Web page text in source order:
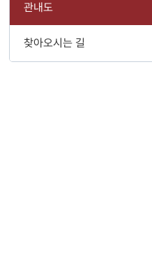
관내도
찾아오시는 길